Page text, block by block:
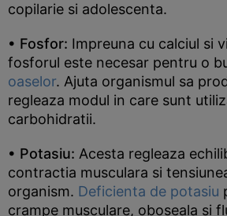
copilarie si adolescenta.
• Fosfor: Impreuna cu calciul si
fosforul este necesar pentru o
oaselor. Ajuta organismul sa
regleaza modul in care sunt
carbohidratii.
• Potasiu: Acesta regleaza
contractia musculara si
organism. Deficienta de potasiu
crampe musculare, oboseala si